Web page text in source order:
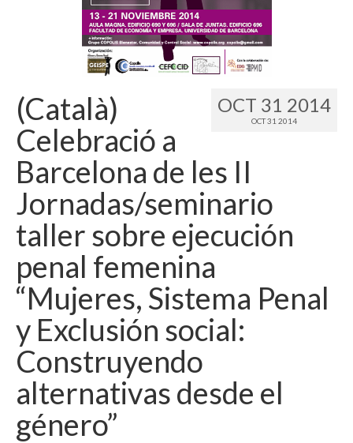
Language:
OCT 31 2014
OCT 31 2014
(Català)
Celebració a
Barcelona de les II
Jornadas/seminario
taller sobre ejecución
penal femenina
“Mujeres, Sistema Penal
y Exclusión social:
Construyendo
alternativas desde el
género”